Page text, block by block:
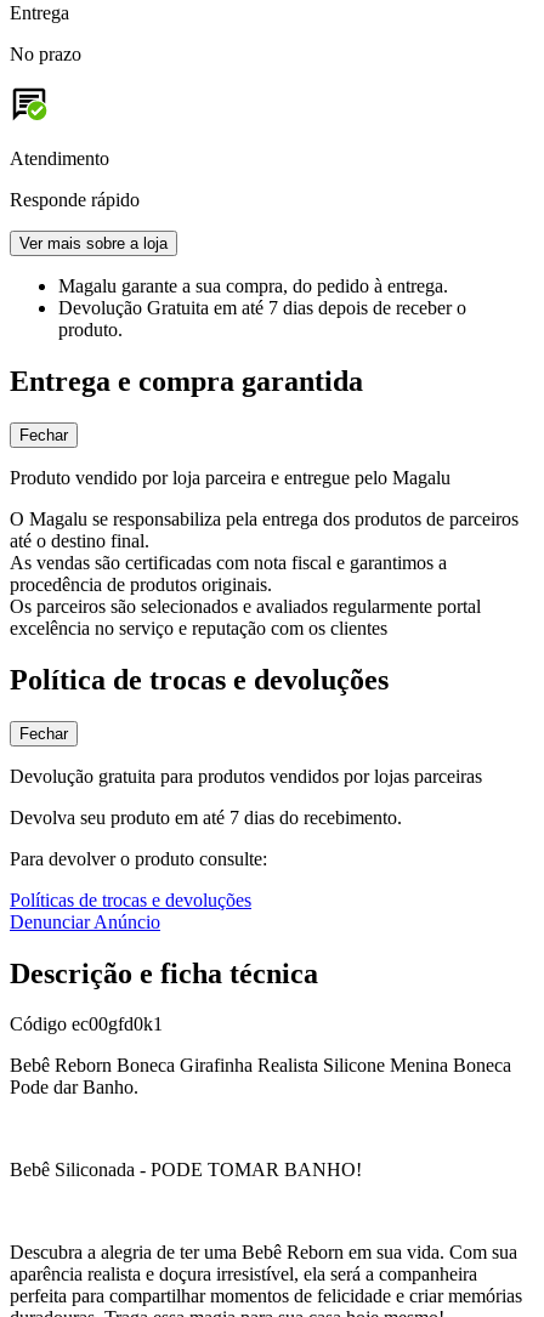
Entrega
No prazo
Atendimento
Responde rápido
Ver mais sobre a loja
Magalu garante a sua compra, do pedido à entrega.
Devolução Gratuita em até 7 dias depois de receber o
produto.
Entrega e compra garantida
Fechar
Produto vendido por loja parceira e entregue pelo Magalu
O Magalu se responsabiliza pela entrega dos produtos de parceiros
até o destino final.
As vendas são certificadas com nota fiscal e garantimos a
procedência de produtos originais.
Os parceiros são selecionados e avaliados regularmente portal
excelência no serviço e reputação com os clientes
Política de trocas e devoluções
Fechar
Devolução gratuita para produtos vendidos por lojas parceiras
Devolva seu produto em até 7 dias do recebimento.
Para devolver o produto consulte:
Políticas de trocas e devoluções
Denunciar Anúncio
Descrição e ficha técnica
Código ec00gfd0k1
Bebê Reborn Boneca Girafinha Realista Silicone Menina Boneca
Pode dar Banho.
Bebê Siliconada - PODE TOMAR BANHO!
Descubra a alegria de ter uma Bebê Reborn em sua vida. Com sua
aparência realista e doçura irresistível, ela será a companheira
perfeita para compartilhar momentos de felicidade e criar memórias